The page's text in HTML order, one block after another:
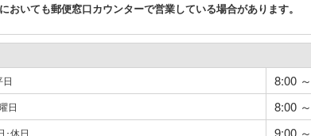
いても郵便窓口カウンターで営業している場合があります。
日 8:00
日 8:00
･休日 9:00